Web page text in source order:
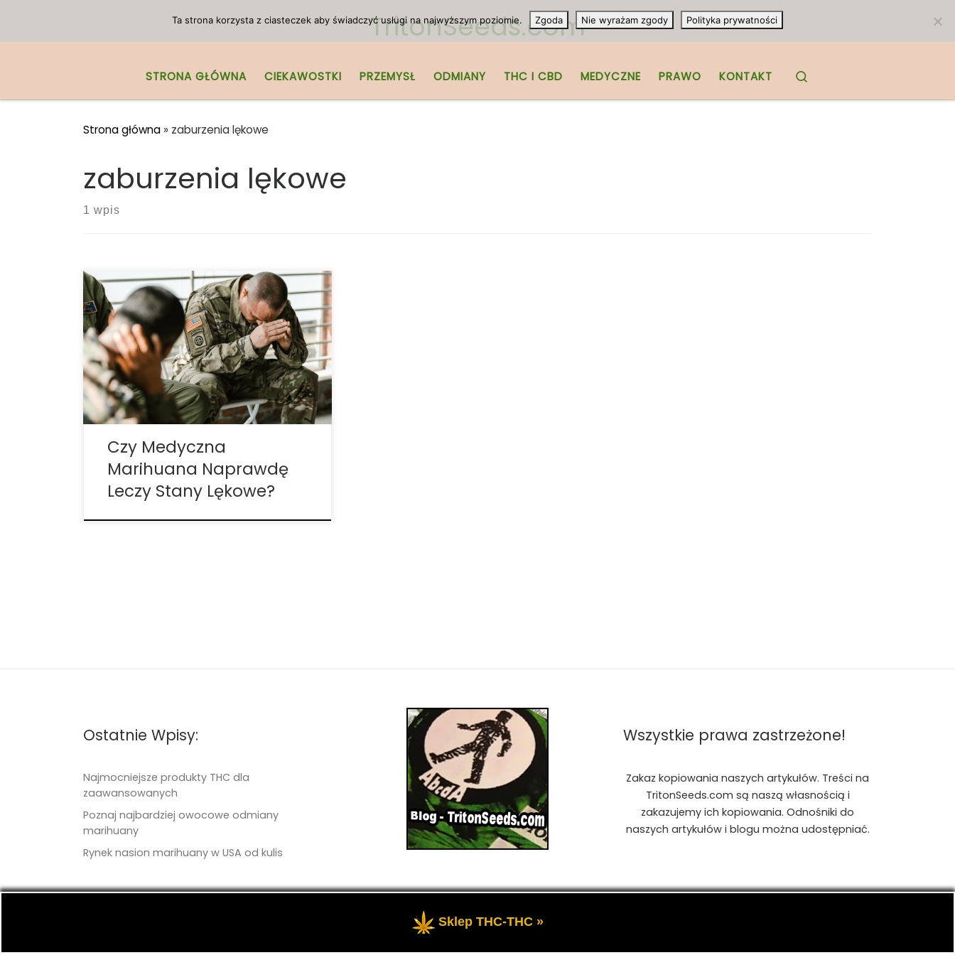
TritonSeeds.com
STRONA GŁÓWNA CIEKAWOSTKI PRZEMYSŁ ODMIANY THC I CBD MEDYCZNE PRAWO KONTAKT
Strona główna » zaburzenia lękowe
zaburzenia lękowe
1 wpis
Medyczna marihuana może być
skuteczną metodą leczenia dla niektórych
osób cierpiących na stany lękowe. Poznaj
zalety i wady używania konopi indyjskich w
leczeniu lęku. 1. W jaki sposób marihuana
pomaga na stany lękowe? Kiedy
większość ludzi myśli o lęku, zwykle […]
Czy Medyczna
Marihuana Naprawdę
Leczy Stany Lękowe?
Ostatnie Wpisy:
Najmocniejsze produkty THC dla
zaawansowanych
Poznaj najbardziej owocowe odmiany
marihuany
Rynek nasion marihuany w USA od kulis
Wszystkie prawa zastrzeżone!
Zakaz kopiowania naszych artykułów. Treści na
TritonSeeds.com są naszą własnością i
zakazujemy ich kopiowania. Odnośniki do
naszych artykułów i blogu można udostępniać.
- Przedstawia portal-blog o Marihuanie, cannabis, konopiach indyjskich, CBD, RSO, THC.
Ta strona korzysta z ciasteczek aby świadczyć usługi na najwyższym poziomie. Zgoda Nie wyrażam zgody Polityka prywatności
Sklep THC-THC »